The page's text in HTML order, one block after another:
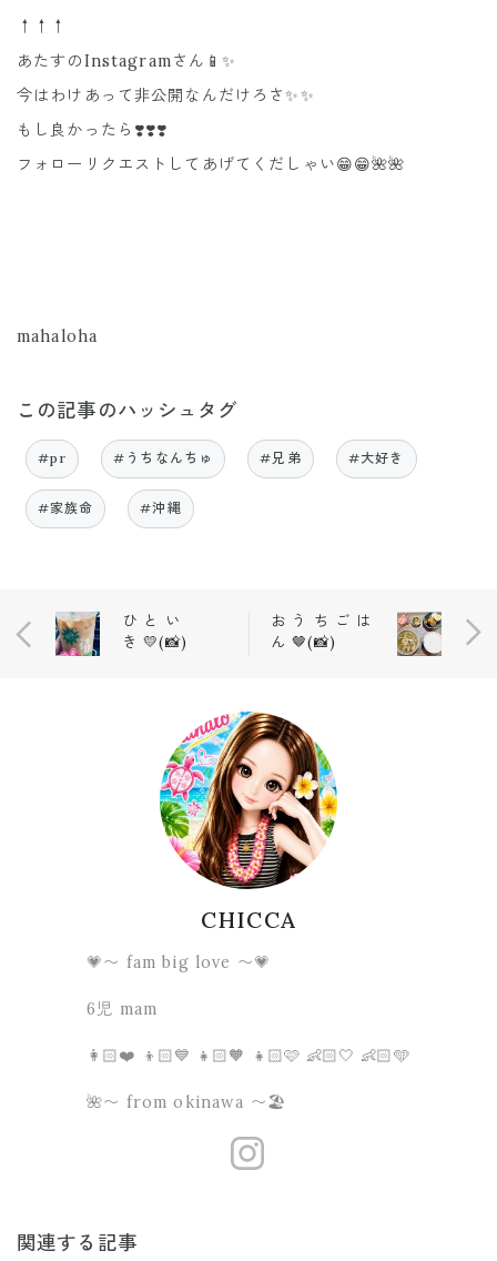
↑↑↑
あたすのInstagramさん📱✨
今はわけあって非公開なんだけろさ✨✨
もし良かったら❣️❣️❣️
フォローリクエストしてあげてくだしゃい😁😁🌺🌺
mahaloha
この記事のハッシュタグ
#pr #うちなんちゅ #兄弟 #大好き
#家族命 #沖縄
ひ と い
き 💛(📸)
お う ち ご は
ん 🤎(📸)
CHICCA
💗〜 fam big love 〜💗
6児 mam
👩🏻❤️ 👦🏻💙 👧🏻🧡 👧🏻🩷 👶🏻🤍 👶🏻🩵
🌺〜 from okinawa 〜🏖
関連する記事